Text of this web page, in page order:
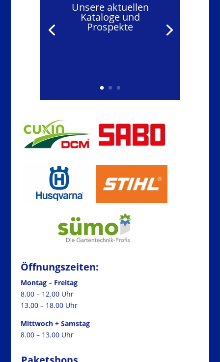
Unsere aktuellen
Kataloge und
Prospekte
Öffnungszeiten:
Montag – Freitag
8.00 – 12.00 Uhr
13.00 – 18.00 Uhr
Mittwoch + Samstag
8.00 – 13.00 Uhr